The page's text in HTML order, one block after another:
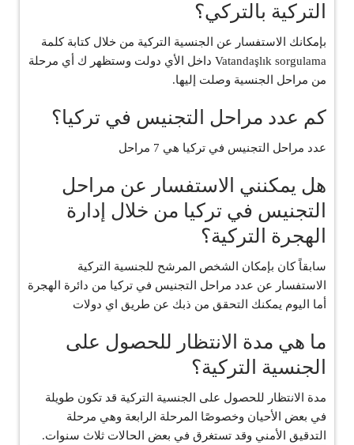
التركية بالتركي؟
بإمكانك الاستفسار عن الجنسية التركية من خلال كتابة كلمة
Vatandaşlık sorgulama داخل الأي دولت وستظهر ك أي مرحلة
من مراحل الجنسية وصلت إليها.
كم عدد مراحل التجنيس في تركيا؟
عدد مراحل التجنيس في تركيا هي 7 مراحل
هل يمكنني الاستفسار عن مراحل
التجنيس في تركيا من خلال إدارة
الهجرة التركية؟
سابقاً كان بإمكان الشخص المرشح للجنسية التركية
الاستفسار عن عدد مراحل التجنيس في تركيا من دائرة الهجرة
أما اليوم يمكنك التحقق من ذبك عن طريق اي دولات
ما هي مدة الانتظار للحصول على
الجنسية التركية؟
مدة الانتظار للحصول على الجنسية التركية قد تكون طويلة
في بعض الأحيان وخصوصًا المرحلة الرابعة وهي مرحلة
التدقيق الأمني وقد تستغرق في بعض الحالات ثلاث سنوات.